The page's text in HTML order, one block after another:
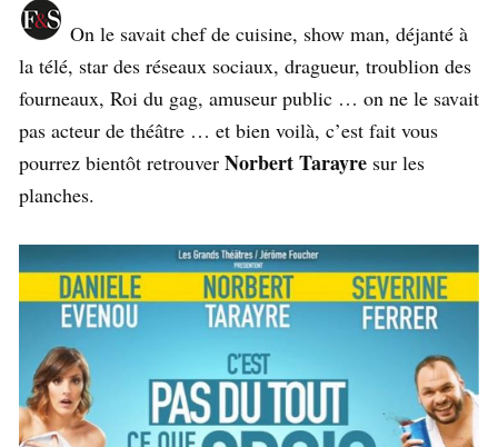
On le savait chef de cuisine, show man, déjanté à
la télé, star des réseaux sociaux, dragueur, troublion des
fourneaux, Roi du gag, amuseur public … on ne le savait
pas acteur de théâtre … et bien voilà, c’est fait vous
pourrez bientôt retrouver Norbert Tarayre sur les
planches.